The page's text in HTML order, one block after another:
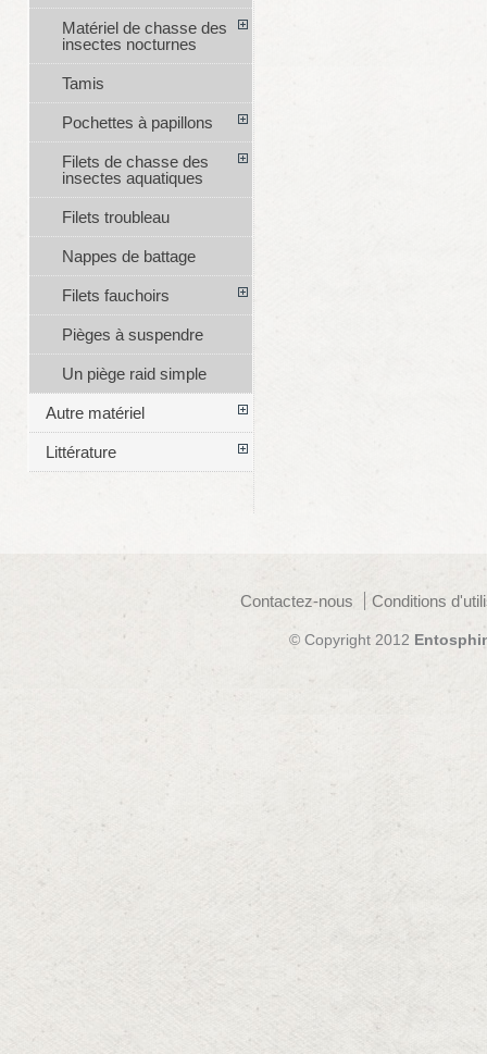
Matériel de chasse des
insectes nocturnes
Tamis
Pochettes à papillons
Filets de chasse des
insectes aquatiques
Filets troubleau
Nappes de battage
Filets fauchoirs
Pièges à suspendre
Un piège raid simple
Autre matériel
Littérature
Contactez-nous Conditions
© Copyright 2012